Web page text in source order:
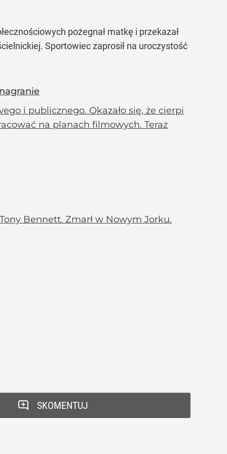
pożegnał matkę i przekazał
Sportowiec zaprosił na uroczystość
i publicznego. Okazało się, że cierpi
na planach filmowych. Teraz
Bennett. Zmarł w Nowym Jorku.
SKOMENTUJ